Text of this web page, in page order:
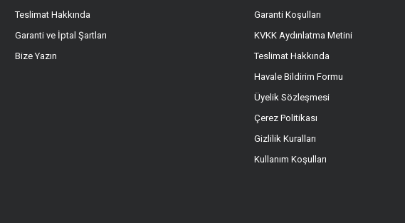
Gönder
Teslimat Hakkında
Garanti ve İptal Şartları
Bize Yazın
Garanti Koşulları
KVKK Aydınlatma Metini
Teslimat Hakkında
Havale Bildirim Formu
Üyelik Sözleşmesi
Çerez Politikası
Gizlilik Kuralları
Kullanım Koşulları